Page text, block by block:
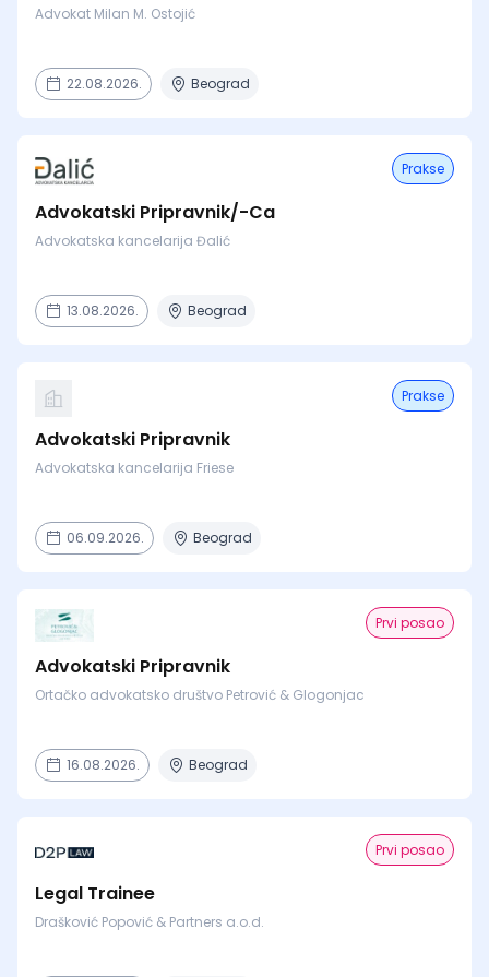
Advokat Milan M. Ostojić
22.08.2026. Beograd
Prakse
Advokatski Pripravnik/-Ca
Advokatska kancelarija Đalić
13.08.2026. Beograd
Prakse
Advokatski Pripravnik
Advokatska kancelarija Friese
06.09.2026. Beograd
Prvi posao
Advokatski Pripravnik
Ortačko advokatsko društvo Petrović & Glogonjac
16.08.2026. Beograd
Prvi posao
Legal Trainee
Drašković Popović & Partners a.o.d.